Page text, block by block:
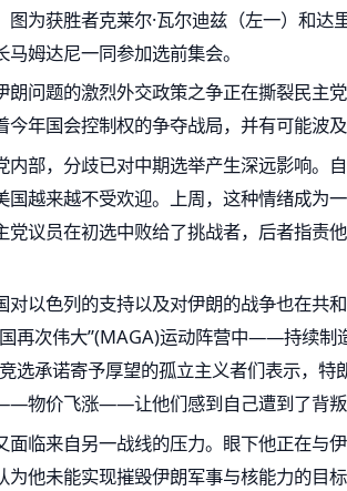
为获胜者克莱尔·瓦尔迪兹（左一）和达
马姆达尼一同参加选前集会。
朗问题的激烈外交政策之争正在撕裂民主
今年国会控制权的争夺战局，并有可能波
内部，分歧已对中期选举产生深远影响。
国越来越不受欢迎。上周，这种情绪成为
党议员在初选中败给了挑战者，后者指责
对以色列的支持以及对伊朗的战争也在
再次伟大”(MAGA)运动阵营中——持续制
选承诺寄予厚望的孤立主义者们表示，特
物价飞涨——让他们感到自己遭到了背
面临来自另一战线的压力。眼下他正在与
为他未能实现摧毁伊朗军事与核能力的目